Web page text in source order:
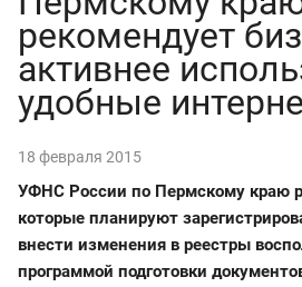
рекомендует
активнее
удобные
18 февраля 2015
УФНС России по Пермскому краю
которые планируют
внести изменения в реестры
программой подготовки